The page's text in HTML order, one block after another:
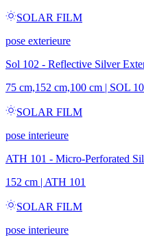
SOLAR FILM
pose exterieure
Sol 102 - Reflective Silver
75 cm,152 cm,100 cm | SOL
SOLAR FILM
pose interieure
ATH 101 - Micro-Perforated
152 cm | ATH 101
SOLAR FILM
pose interieure